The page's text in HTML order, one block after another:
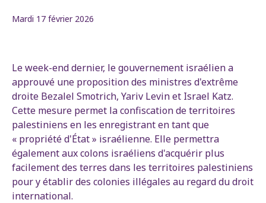
Mardi 17 février 2026
Le week-end dernier, le gouvernement israélien a
approuvé une proposition des ministres d'extrême
droite Bezalel Smotrich, Yariv Levin et Israel Katz.
Cette mesure permet la confiscation de territoires
palestiniens en les enregistrant en tant que
« propriété d'État » israélienne. Elle permettra
également aux colons israéliens d'acquérir plus
facilement des terres dans les territoires palestiniens
pour y établir des colonies illégales au regard du droit
international.